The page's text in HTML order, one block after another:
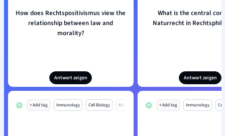
How does Rechtspositivismus view the
relationship between law and
morality?
Antwort zeigen
What is the central
Naturrecht in
Antwort zeigen
+ Add tag Immunology Cell Biology Mo + Add tag Immunology